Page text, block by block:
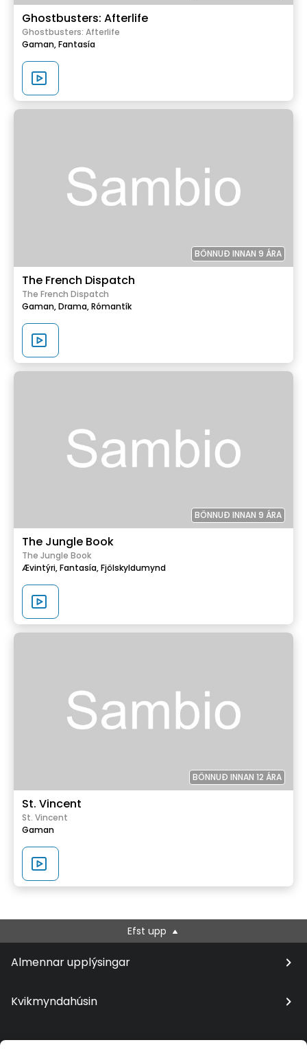
Ghostbusters: Afterlife
Ghostbusters: Afterlife
Gaman,Fantasía
BÖNNUÐ INNAN 9 ÁRA
The French Dispatch
The French Dispatch
Gaman,Drama,Rómantík
BÖNNUÐ INNAN 9 ÁRA
The Jungle Book
The Jungle Book
Ævintýri,Fantasía,Fjölskyldumynd
BÖNNUÐ INNAN 12 ÁRA
St. Vincent
St. Vincent
Gaman
Efst upp
Almennar upplýsingar
Kvikmyndahúsin